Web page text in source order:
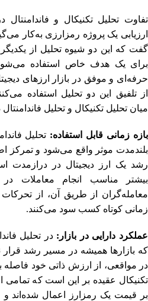
تفاوت تحلیل تکنیکال و
ارزیابی یک پروژه رمزارزی به‌کار
گفت که این دو شیوه تحلیل از یکدیگر
برای یک هدف خاص استفاده
حرفه‌ای و موفق در بازار ارزهای
از تلفیق این دو تحلیل استفاده
میان تحلیل تکنیکال و تحلیل
بازه زمانی قابل استفاده: تحلیل
بلندمدت موثر واقع می‌شود و تمرکز
رشد یک ارز دیجیتال در درازمدت
بیشتر مناسب انجام معاملات
معامله‌گران از طریق آن، از
زمانی کوتاه کسب سود می‌کنند.
عملکرد دارایی در بازار: در تحلیل
که بازارها همیشه در مسیر رشد
در مواقعی، از ارزش ذاتی خود فاصله
تکنیکال عقیده بر این است که تمامی
بر قیمت یک رمزارز اعمال شده‌اند و